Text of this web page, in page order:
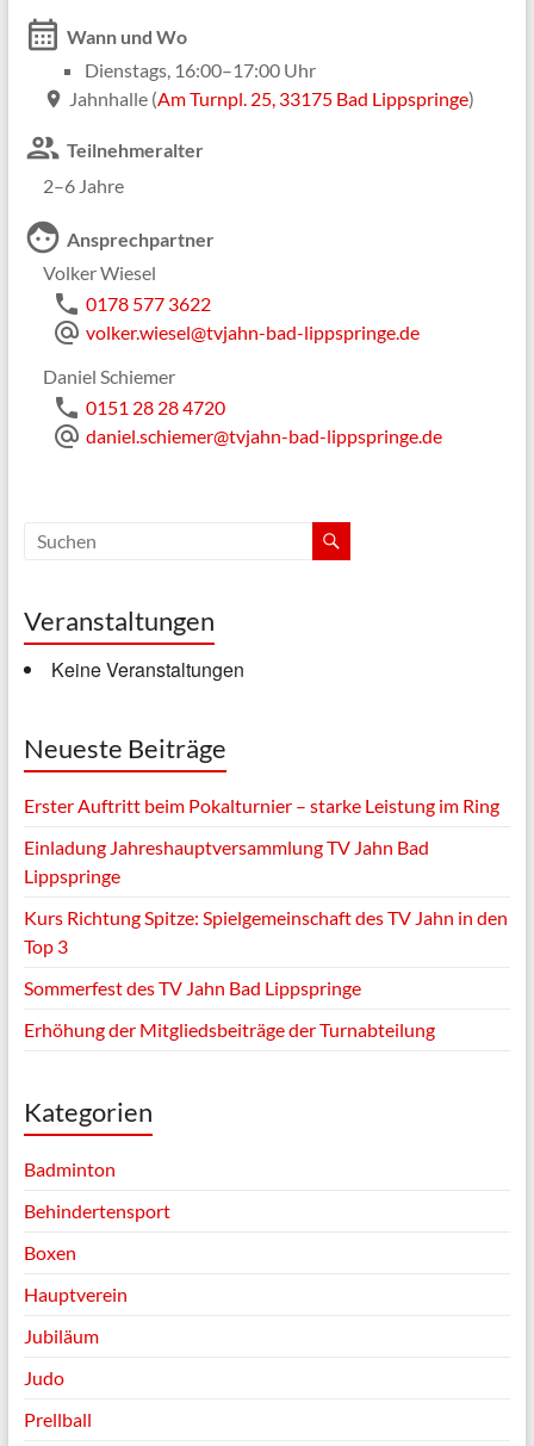
calendar_month Wann und Wo
Dienstags, 16:00–17:00 Uhr
location_on Jahnhalle (Am Turnpl. 25, 33175 Bad Lippspringe)
group Teilnehmeralter
2–6 Jahre
face Ansprechpartner
Volker Wiesel
phone 0178 577 3622
alternate_email volker.wiesel@tvjahn-bad-lippspringe.de
Daniel Schiemer
phone 0151 28 28 4720
alternate_email daniel.schiemer@tvjahn-bad-lippspringe.de
Veranstaltungen
Keine Veranstaltungen
Neueste Beiträge
Erster Auftritt beim Pokalturnier – starke Leistung im Ring
Einladung Jahreshauptversammlung TV Jahn Bad
Lippspringe
Kurs Richtung Spitze: Spielgemeinschaft des TV Jahn in den
Top 3
Sommerfest des TV Jahn Bad Lippspringe
Erhöhung der Mitgliedsbeiträge der Turnabteilung
Kategorien
Badminton
Behindertensport
Boxen
Hauptverein
Jubiläum
Judo
Prellball